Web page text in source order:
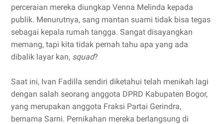
perceraian mereka diungkap Venna Melinda kepada
publik. Menurutnya, sang mantan suami tidak bisa tegas
sebagai kepala rumah tangga. Sangat disayangkan
memang, tapi kita tidak pernah tahu apa yang ada
dibalik layar kan, squad?
Saat ini, Ivan Fadilla sendiri diketahui telah menikah lagi
dengan salah seorang anggota DPRD Kabupaten Bogor,
yang merupakan anggota Fraksi Partai Gerindra,
bernama Sarni. Pernikahan mereka berlangsung di